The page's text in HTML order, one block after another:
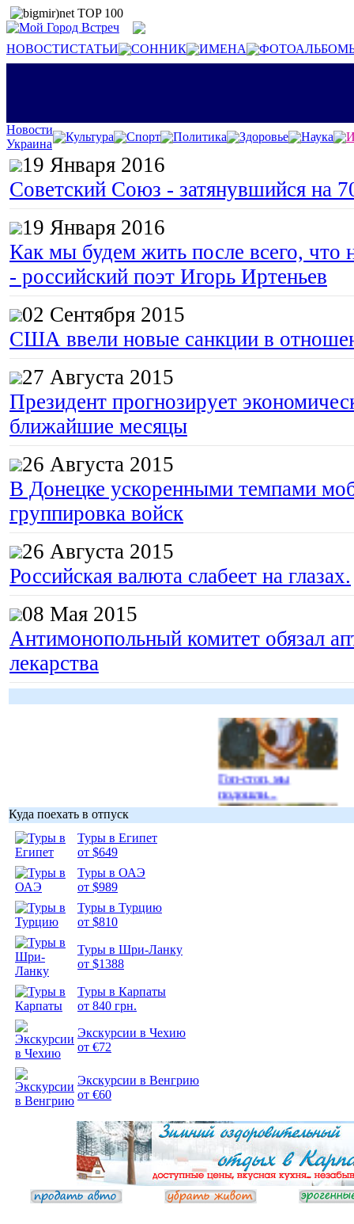
НОВОСТИСТАТЬИ СОННИК ИМЕНА
Новости
Украина
Культура Спорт Политика Здоровье Наука
19 Января 2016
Советский Союз - затянувшийся на
19 Января 2016
Как мы будем жить после всего, что
- российский поэт Игорь Иртеньев
02 Сентября 2015
США ввели новые санкции в
27 Августа 2015
Президент прогнозирует
ближайшие месяцы
26 Августа 2015
В Донецке ускоренными темпами
группировка войск
26 Августа 2015
Российская валюта слабеет на глазах.
08 Мая 2015
Антимонопольный комитет обязал
лекарства
Гоп-стоп, мы
подошли...
Куда поехать в отпуск
Туры в Египет
от $649
Туры в ОАЭ
от $989
Туры в Турцию
от $810
Туры в Шри-Ланку
от $1388
Туры в Карпаты
от 840 грн.
Экскурсии в Чехию
от €72
Экскурсии в Венгрию
от €60